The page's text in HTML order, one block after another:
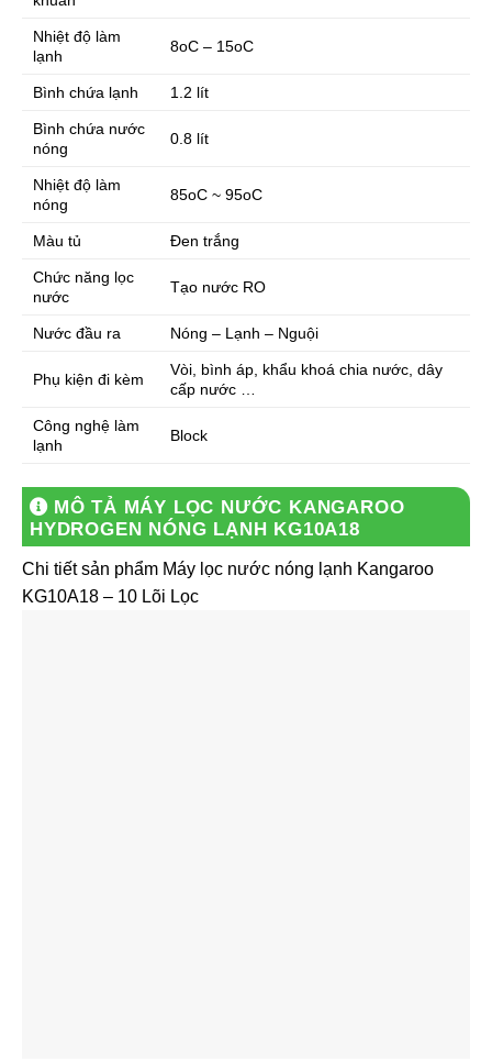
Nhiệt độ làm
lạnh
8oC – 15oC
Bình chứa lạnh 1.2 lít
Bình chứa nước
nóng
0.8 lít
Nhiệt độ làm
nóng
85oC ~ 95oC
Màu tủ Đen trắng
Chức năng lọc
nước
Tạo nước RO
Nước đầu ra Nóng – Lạnh – Nguội
Phụ kiện đi kèm
Vòi, bình áp, khẩu khoá chia nước, dây
cấp nước …
Công nghệ làm
lạnh
Block
MÔ TẢ MÁY LỌC NƯỚC KANGAROO
HYDROGEN NÓNG LẠNH KG10A18
Chi tiết sản phẩm Máy lọc nước nóng lạnh Kangaroo
KG10A18 – 10 Lõi Lọc